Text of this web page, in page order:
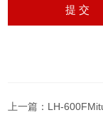
上一篇： LH-